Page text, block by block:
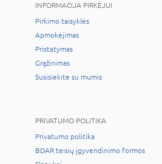
INFORMACIJA PIRKĖJUI
Pirkimo taisyklės
Apmokėjimas
Pristatymas
Grąžinimas
Susisiekite su mumis
PRIVATUMO POLITIKA
Privatumo politika
BDAR teisių įgyvendinimo formos